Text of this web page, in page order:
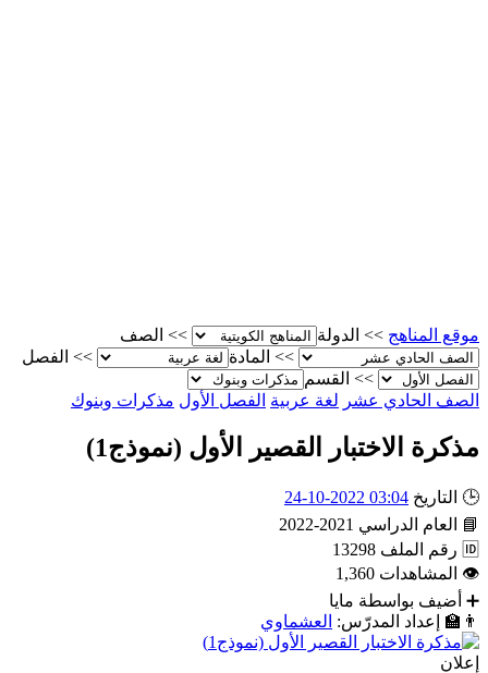
موقع المناهج >> الدولة >>
الصف
>>
المادة >>
الفصل
>>
القسم
الصف الحادي عشر لغة عربية الفصل الأول مذكرات وبنوك
مذكرة الاختبار القصير الأول (نموذج1)
🕒 التاريخ 03:04 2022-10-24
📘
العام الدراسي 2021-2022
🆔 رقم الملف 13298
👁
المشاهدات 1,360
➕
أضيف بواسطة مايا
👨‍🏫
إعداد المدرّس: العشماوي
إعلان